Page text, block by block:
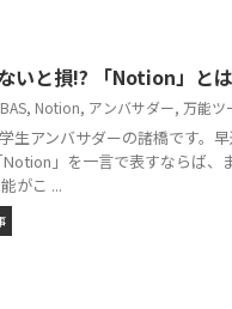
いと損!? 「Notion」と
BAS, Notion, アンバサダー, 万能ツ
生アンバサダーの諸橋です。
Notion」を一言で表すならば、
がこ ...